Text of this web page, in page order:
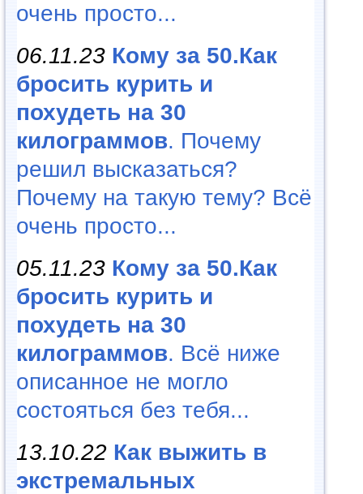
очень просто...
06.11.23 Кому за 50.Как
бросить курить и
похудеть на 30
килограммов. Почему
решил высказаться?
Почему на такую тему? Всё
очень просто...
05.11.23 Кому за 50.Как
бросить курить и
похудеть на 30
килограммов. Всё ниже
описанное не могло
состояться без тебя...
13.10.22 Как выжить в
экстремальных